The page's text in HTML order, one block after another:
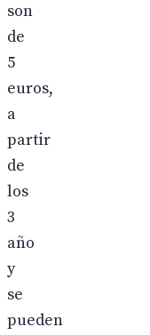
son
de
5
euros,
a
partir
de
los
3
año
y
se
pueden